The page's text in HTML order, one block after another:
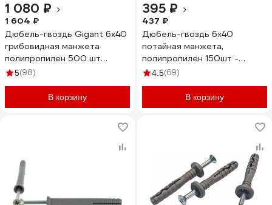
1 080 ₽
1 604 ₽
Дюбель-гвоздь Gigant 6x40
грибовидная манжета
полипропилен 500 шт
123854
5(98)
В корзину
395 ₽
437 ₽
Дюбель-гвоздь 6х40
потайная манжета,
полипропилен 150шт -
ведро Tech-Krep 101466
4.5(69)
В корзину